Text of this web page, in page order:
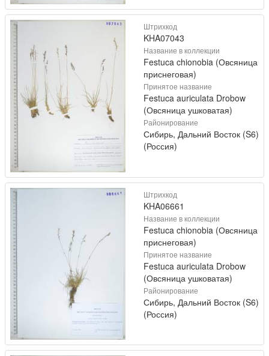
Штрихкод
KHA07043
Название в коллекции
Festuca chionobia (Овсяница
приснеговая)
Принятое название
Festuca auriculata Drobow
(Овсяница ушковатая)
Районирование
Сибирь, Дальний Восток (S6)
(Россия)
Штрихкод
KHA06661
Название в коллекции
Festuca chionobia (Овсяница
приснеговая)
Принятое название
Festuca auriculata Drobow
(Овсяница ушковатая)
Районирование
Сибирь, Дальний Восток (S6)
(Россия)